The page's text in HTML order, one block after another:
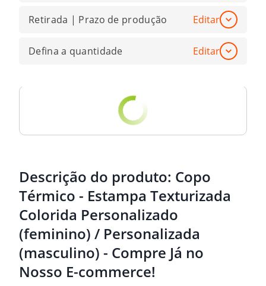
Retirada | Prazo de produção Editar
Defina a quantidade Editar
Descrição do produto: Copo
Térmico - Estampa Texturizada
Colorida Personalizado
(feminino) / Personalizada
(masculino) - Compre Já no
Nosso E-commerce!